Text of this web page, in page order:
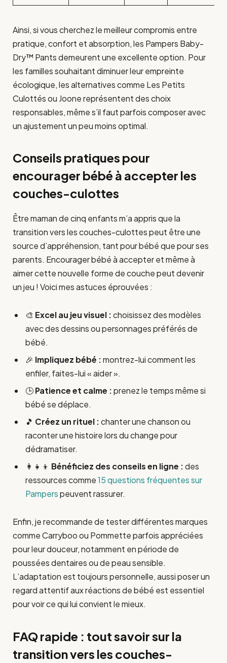
Ainsi, si vous cherchez le meilleur compromis entre
pratique, confort et absorption, les Pampers Baby-
Dry™ Pants demeurent une excellente option. Pour
les familles souhaitant diminuer leur empreinte
écologique, les alternatives comme Les Petits
Culottés ou Joone représentent des choix
responsables, même s’il faut parfois composer avec
un ajustement un peu moins optimal.
Conseils pratiques pour
encourager bébé à accepter les
couches-culottes
Être maman de cinq enfants m’a appris que la
transition vers les couches-culottes peut être une
source d’appréhension, tant pour bébé que pour ses
parents. Encourager bébé à accepter et même à
aimer cette nouvelle forme de couche peut devenir
un jeu ! Voici mes astuces éprouvées :
🎨 Excel au jeu visuel :choisissez des modèles
avec des dessins ou personnages préférés de
bébé.
🎉 Impliquez bébé :montrez-lui comment les
enfiler, faites-lui « aider ».
🕒Patience et calme :prenez le temps même si
bébé se déplace.
🎵 Créez un rituel :chanter une chanson ou
raconter une histoire lors du change pour
dédramatiser.
👩‍👧‍👦 Bénéficiez des conseils en ligne :des
ressources comme15 questions fréquentes sur
Pamperspeuvent rassurer.
Enfin, je recommande de tester différentes marques
comme Carryboo ou Pommette parfois appréciées
pour leur douceur, notamment en période de
poussées dentaires ou de peau sensible.
L’adaptation est toujours personnelle, aussi poser un
regard attentif aux réactions de bébé est essentiel
pour voir ce qui lui convient le mieux.
FAQ rapide : tout savoir sur la
transition vers les couches-